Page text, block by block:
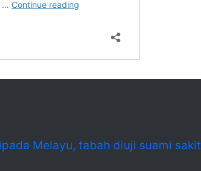
Melayu, tabah diuji suami sakit